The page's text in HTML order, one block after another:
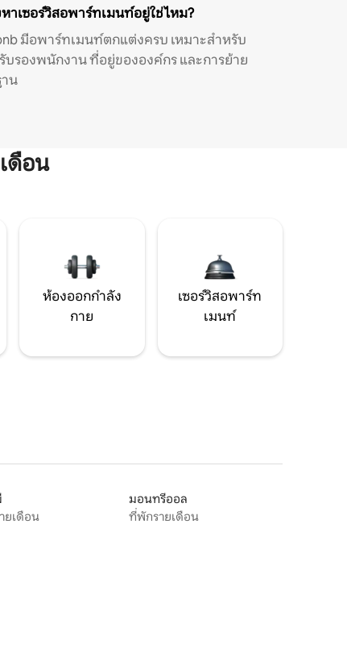
าเซอร์วิสอพาร์ทเมนท์อยู่ใช่ไหม?
มีอพาร์ทเมนท์ตกแต่งครบ เหมาะสำหรับ
บรองพนักงาน ที่อยู่ขององค์กร และการย้าย
น
ดือน
ห้องออกกำลัง
กาย
เซอร์วิสอพาร์ท
เมนท์
ยเดือน
มอนทรีออล
ที่พักรายเดือน